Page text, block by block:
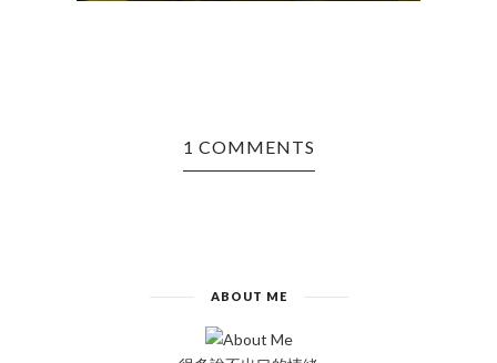
1 COMMENTS
ABOUT ME